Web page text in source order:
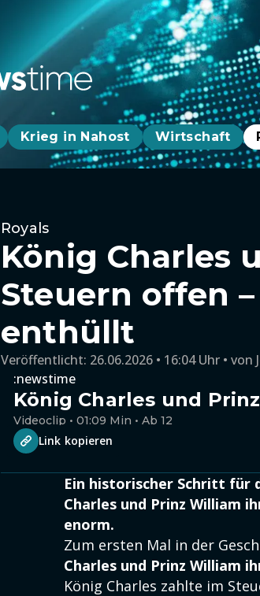
Krieg in Nahost Wirtschaft
Royals
König Charles
Steuern offen
enthüllt
Veröffentlicht: 26.06.2026 • 16:04 Uhr von
:newstime
König Charles und
Videoclip • 01:09 Min • Ab 12
Link kopieren
Ein historischer Schritt für
Charles und Prinz William
enorm.
Zum ersten Mal in der
Charles und Prinz William
König Charles zahlte im